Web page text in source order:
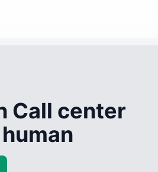
Call center